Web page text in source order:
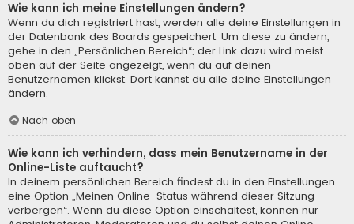
Wie kann ich meine Einstellungen ändern?
Wenn du dich registriert hast, werden alle deine Einstellungen in
der Datenbank des Boards gespeichert. Um diese zu ändern,
gehe in den „Persönlichen Bereich“; der Link dazu wird meist
oben auf der Seite angezeigt, wenn du auf deinen
Benutzernamen klickst. Dort kannst du alle deine Einstellungen
ändern.
Nach oben
Wie kann ich verhindern, dass mein Benutzername in der
Online-Liste auftaucht?
In deinem persönlichen Bereich findest du in den Einstellungen
eine Option „Meinen Online-Status während dieser Sitzung
verbergen“. Wenn du diese Option einschaltest, können nur